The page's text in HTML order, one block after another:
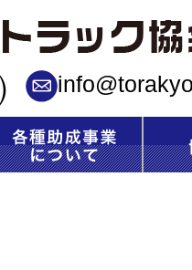
ラック協会